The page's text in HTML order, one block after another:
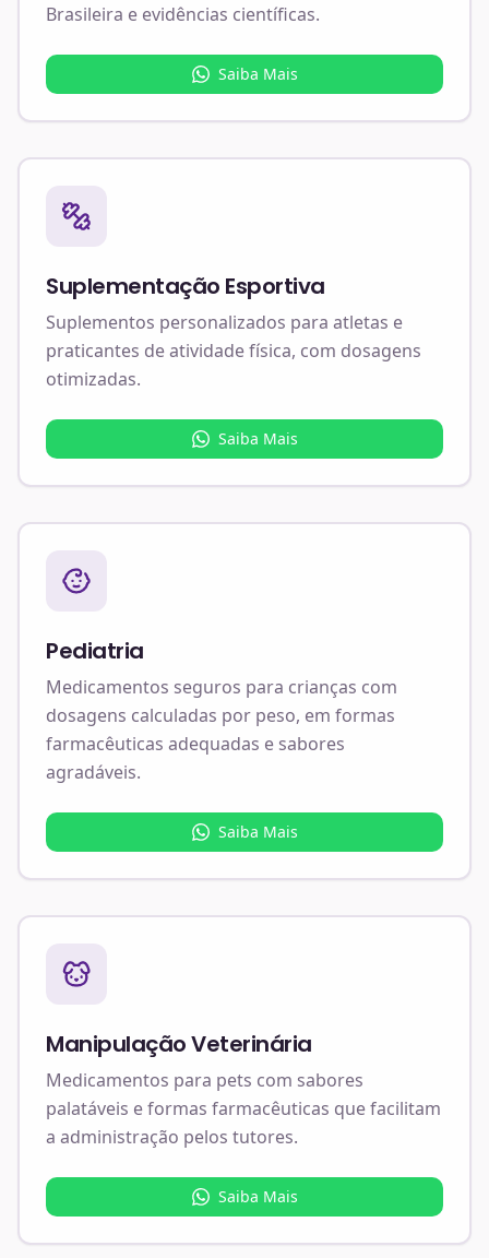
Brasileira e evidências científicas.
Saiba Mais
Suplementação Esportiva
Suplementos personalizados para atletas e
praticantes de atividade física, com dosagens
otimizadas.
Saiba Mais
Pediatria
Medicamentos seguros para crianças com
dosagens calculadas por peso, em formas
farmacêuticas adequadas e sabores
agradáveis.
Saiba Mais
Manipulação Veterinária
Medicamentos para pets com sabores
palatáveis e formas farmacêuticas que facilitam
a administração pelos tutores.
Saiba Mais